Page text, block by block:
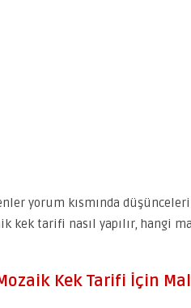
yorum kısmında
kek tarifi nasıl yapılır, hangi
Kek Tarifi İçin